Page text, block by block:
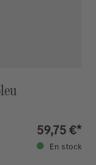
59,75 €*
En stock